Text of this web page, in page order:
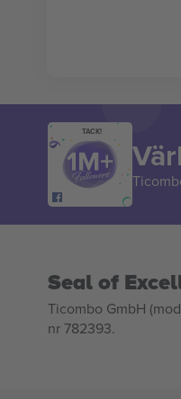
TACK!
Seal of
Ticombo GmbH
nr 782393.